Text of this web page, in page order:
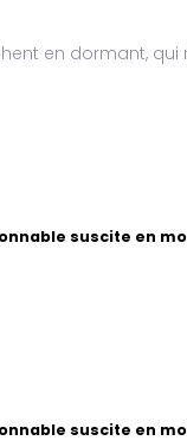
en dormant,
suscite en moi
suscite en moi